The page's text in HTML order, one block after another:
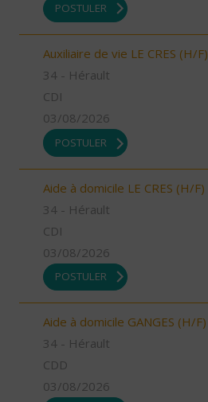
POSTULER
Auxiliaire de vie LE CRES (H/F)
34 - Hérault
CDI
03/08/2026
POSTULER
Aide à domicile LE CRES (H/F)
34 - Hérault
CDI
03/08/2026
POSTULER
Aide à domicile GANGES (H/F)
34 - Hérault
CDD
03/08/2026